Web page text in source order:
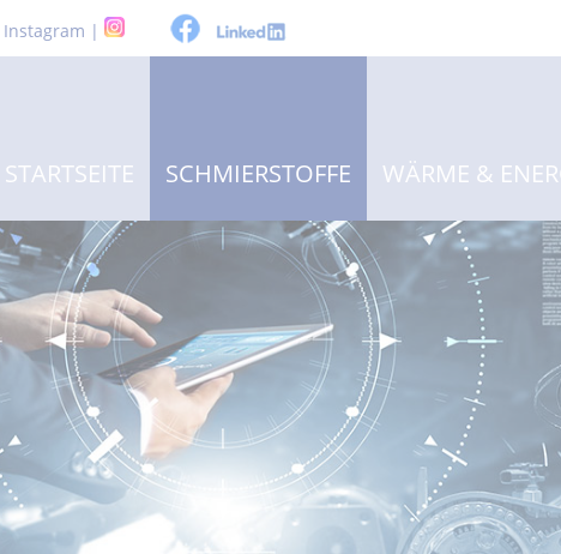
STARTSEITE SCHMIERSTOFFE WÄRME &
Instagram |